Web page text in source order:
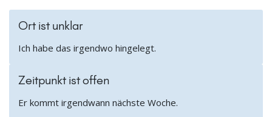
Ort ist unklar
Ich habe das irgendwo hingelegt.
Zeitpunkt ist offen
Er kommt irgendwann nächste Woche.